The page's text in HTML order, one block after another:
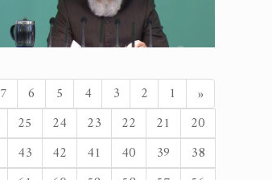
« السابق1
2
3
4
5
6
7
20
21
22
23
24
25
38
39
40
41
42
43